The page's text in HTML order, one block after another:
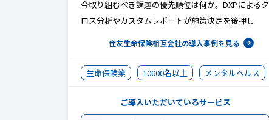
今取り組むべき課題の優先順位は何か。DXPによるク
ロス分析やカスタムレポートが施策決定を後押し
住友生命保険相互会社の導入事例を見る
生命保険業 10000名以上 メンタルヘルス
ご導入いただいているサービス